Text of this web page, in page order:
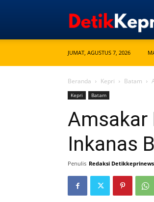
JUMAT, AGUSTUS 7, 2026
Beranda Kepri Batam
Kepri Batam
Amsakar
Inkanas
Penulis Redaksi Detikkeprinews